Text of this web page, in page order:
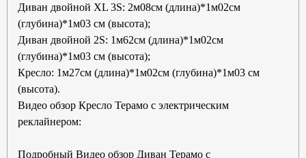
Диван двойной XL 3S: 2м08см (длина)*1м02см
(глубина)*1м03 см (высота);
Диван двойной 2S: 1м62см (длина)*1м02см
(глубина)*1м03 см (высота);
Кресло: 1м27см (длина)*1м02см (глубина)*1м03 см
(высота).
Видео обзор Кресло Терамо с электрическим
реклайнером:
Подробный Видео обзор Диван Терамо с